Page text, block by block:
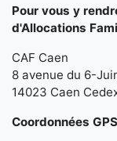
Pour vous y
d'Allocations
CAF Caen
8 avenue du 6-
14023 Caen
Coordonnées